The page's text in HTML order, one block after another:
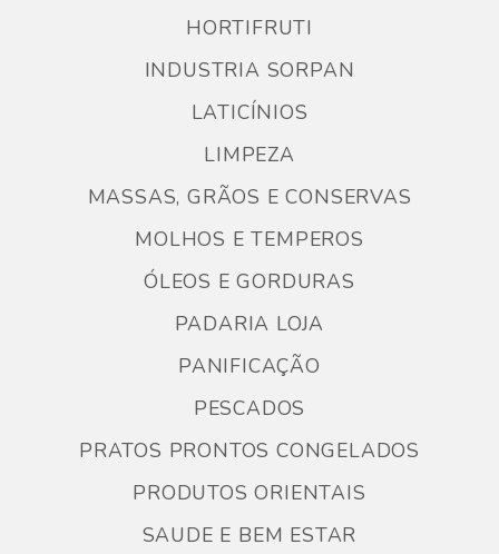
HORTIFRUTI
INDUSTRIA SORPAN
LATICÍNIOS
LIMPEZA
MASSAS, GRÃOS E CONSERVAS
MOLHOS E TEMPEROS
ÓLEOS E GORDURAS
PADARIA LOJA
PANIFICAÇÃO
PESCADOS
PRATOS PRONTOS CONGELADOS
PRODUTOS ORIENTAIS
SAUDE E BEM ESTAR